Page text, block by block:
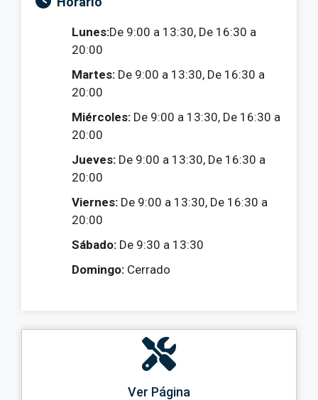
Lunes:De 9:00 a 13:30, De 16:30 a
20:00
Martes: De 9:00 a 13:30, De 16:30 a
20:00
Miércoles: De 9:00 a 13:30, De 16:30 a
20:00
Jueves: De 9:00 a 13:30, De 16:30 a
20:00
Viernes: De 9:00 a 13:30, De 16:30 a
20:00
Sábado: De 9:30 a 13:30
Domingo: Cerrado
Ver Página